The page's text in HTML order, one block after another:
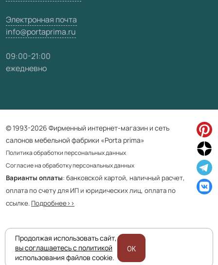
Электронная почта
info@portaprima.ru
09:00-21:00
ежедневно
© 1993-2026 Фирменный интернет-магазин и сеть
салонов мебельной фабрики «Porta prima»
Политика обработки персональных данных
Согласие на обработку персональных данных
Варианты оплаты: банковской картой, наличный расчет,
оплата по счету для ИП и юридических лиц, оплата по
ссылке. Подробнее>>
Приведенная на сайте информация не является публичной офертой
и носит информационно ознакомительный характер.
Продолжая использовать сайт,
вы соглашаетесь с политикой
использования файлов cookie.
OK